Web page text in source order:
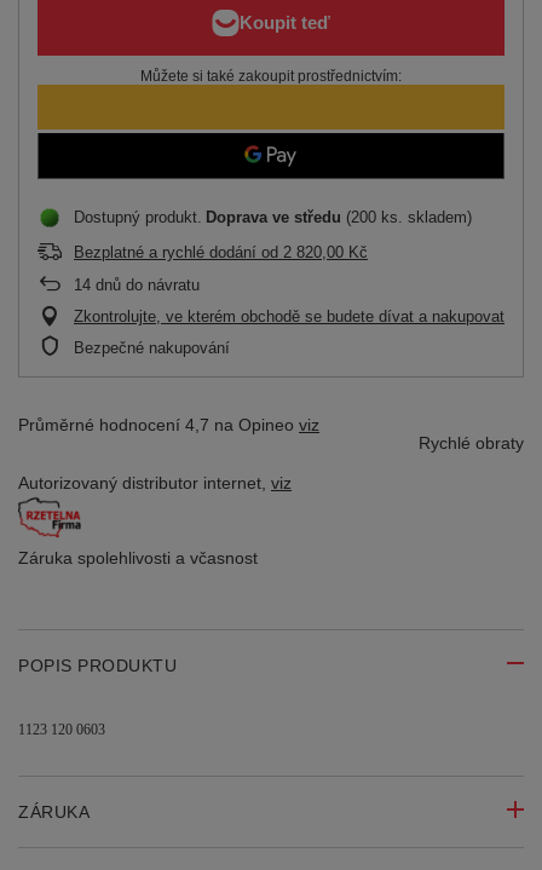
Můžete si také zakoupit prostřednictvím:
Dostupný produkt Doprava ve středu (200 ks. skladem)
Bezplatné a rychlé dodání od 2 820,00 Kč
14 dnů do návratu
Zkontrolujte, ve kterém obchodě se budete dívat a nakupovat
Bezpečné nakupování
Průměrné hodnocení 4,7 na Opineo viz
Rychlé obraty
Autorizovaný distributor internet, viz
Záruka spolehlivosti a včasnost
POPIS PRODUKTU
1123 120 0603
ZÁRUKA